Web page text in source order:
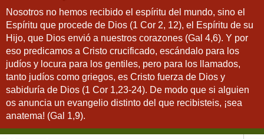
Nosotros no hemos recibido el espíritu del mundo, sino el
Espíritu que procede de Dios (1 Cor 2, 12), el Espíritu de su
Hijo, que Dios envió a nuestros corazones (Gal 4,6). Y por
eso predicamos a Cristo crucificado, escándalo para los
judíos y locura para los gentiles, pero para los llamados,
tanto judíos como griegos, es Cristo fuerza de Dios y
sabiduría de Dios (1 Cor 1,23-24). De modo que si alguien
os anuncia un evangelio distinto del que recibisteis, ¡sea
anatema! (Gal 1,9).